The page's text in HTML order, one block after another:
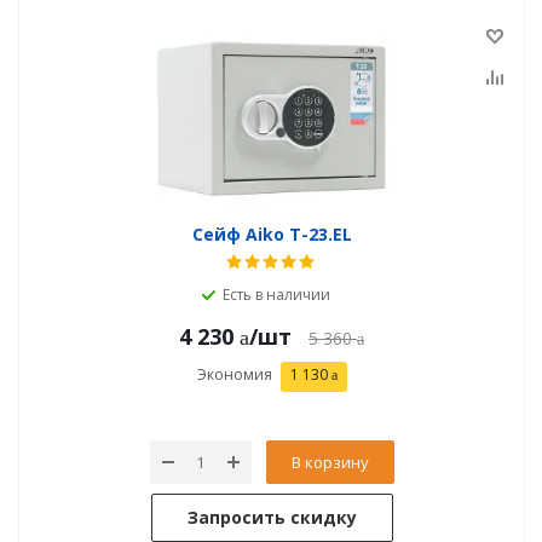
Сейф Aiko T-23.EL
Есть в наличии
4 230 /шт 5 360
Экономия 1 130
В корзину
Запросить скидку